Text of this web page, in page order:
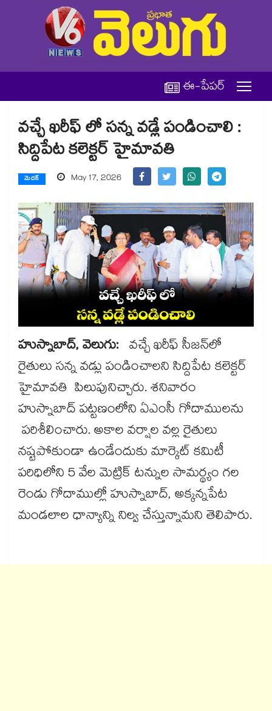
ఈ-పేపర్
వచ్చే ఖరీఫ్ లో సన్న వడ్లే పండించాలి :
సిద్దిపేట కలెక్టర్ హైమావతి
మెదక్ May 17, 2026
హుస్నాబాద్, వెలుగు: వచ్చే ఖరీఫ్ సీజన్‌‌‌‌లో
రైతులు సన్న వడ్లు పండించాలని సిద్దిపేట కలెక్టర్
హైమావతి పిలుపునిచ్చారు. శనివారం
హుస్నాబాద్ పట్టణంలోని ఏఎంసీ గోదాములను
పరిశీలించారు. అకాల వర్షాల వల్ల రైతులు
నష్టపోకుండా ఉండేందుకు మార్కెట్ కమిటీ
పరిధిలోని 5 వేల మెట్రిక్ టన్నుల సామర్థ్యం గల
రెండు గోదాముల్లో హుస్నాబాద్, అక్కన్నపేట
మండలాల ధాన్యాన్ని నిల్వ చేస్తున్నామని తెలిపారు.